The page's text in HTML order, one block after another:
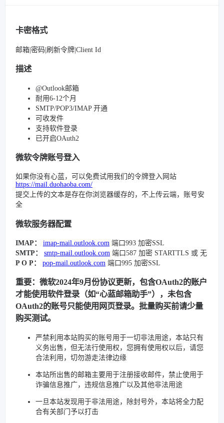
卡密格式
邮箱|密码|刷新令牌|Client Id
描述
@Outlook邮箱
耐用6-12个月
SMTP/POP3/IMAP 开通
可收发件
支持软件登录
已开启OAuth2
微软令牌账号登入
如果你没有心蓝，可以免费试用我们的令牌登入网站
https://mail.duohaoba.com/
提交上传的文本是存在你浏览器缓存的，不上传云端，账号安
全
微软服务器配置
IMAP： imap-mail.outlook.com 端口993 加密SSL
SMTP：
smtp-mail.outlook.com 端口587 加密 STARTTLS 或 无
P O P：
pop-mail.outlook.com 端口995 加密SSL
重要：微软2024年9月份协议更新，包含OAuth2的账户
才能使用软件登录（如“心蓝邮箱助手”），未包含
OAuth2的账号只能使用网页登录。批量购买前请少量
购买测试。
严禁利用本站购买的账号用于一切非法用途，本站只有
义务出售，但无法行使用权，您拥有使用权以后，请您
合法利用，切勿游走法律边缘
本站所出售的邮箱主要用于注册接收邮件，禁止使用于
诈骗信息推广，违规信息推广以及其他非法用途
一旦本站发现用于非法用途，除封号外，本站将全力配
合有关部门予以打击